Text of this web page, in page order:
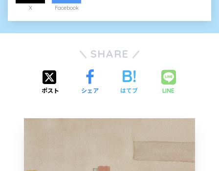
X Facebook
SHARE
ポスト シェア はてブ LINE